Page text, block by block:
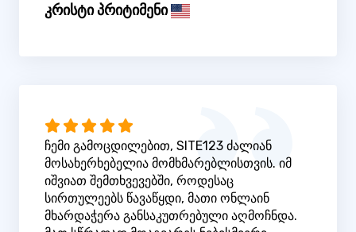
კრისტი პრიტიმენი
ჩემი გამოცდილებით, SITE123 ძალიან
მოსახერხებელია მომხმარებლისთვის. იმ
იშვიათ შემთხვევებში, როდესაც
სირთულეებს წავაწყდი, მათი ონლაინ
მხარდაჭერა განსაკუთრებული აღმოჩნდა.